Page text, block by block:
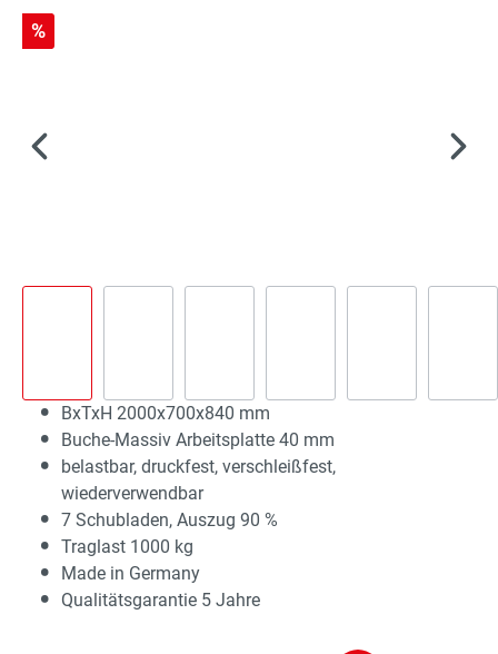
%
BxTxH 2000x700x840 mm
Buche-Massiv Arbeitsplatte 40 mm
belastbar, druckfest, verschleißfest,
wiederverwendbar
7 Schubladen, Auszug 90 %
Traglast 1000 kg
Made in Germany
Qualitätsgarantie 5 Jahre